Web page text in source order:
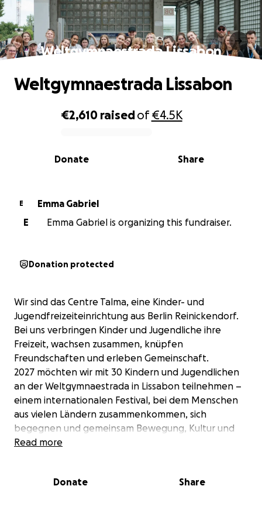
Weltgymnaestrada Lissabon
0% complete
€2,610 raisedof€4.5K
Share
Donate
Weltgymnaestrada Lissabon
E
Emma Gabriel
E
Emma Gabriel is organizing this fundraiser.
Donation protected
Wir sind das Centre Talma, eine Kinder- und
Jugendfreizeiteinrichtung aus Berlin Reinickendorf.
Bei uns verbringen Kinder und Jugendliche ihre
Freizeit, wachsen zusammen, knüpfen
Freundschaften und erleben Gemeinschaft.
2027 möchten wir mit 30 Kindern und Jugendlichen
an der Weltgymnaestrada in Lissabon teilnehmen –
einem internationalen Festival, bei dem Menschen
aus vielen Ländern zusammenkommen, sich
begegnen und gemeinsam Bewegung, Kultur und
Gemeinschaft erleben.
Nicht nur wegen der Veranstaltung selbst – sondern
Read more
Donate Share